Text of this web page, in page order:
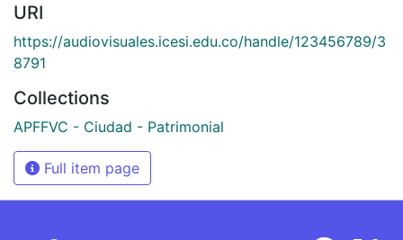
URI
https://audiovisuales.icesi.edu.co/handle/123456789/3
8791
Collections
APFFVC - Ciudad - Patrimonial
Full item page